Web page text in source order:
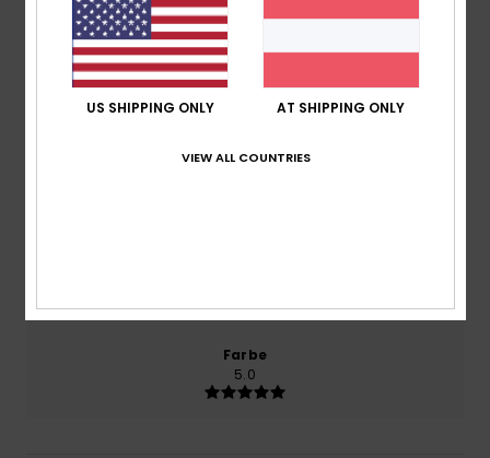
100% unserer Kunden empfehlen dieses Produkt
Komfort
Farbe
5.0
US SHIPPING ONLY AT SHIPPING ONLY
VIEW ALL COUNTRIES